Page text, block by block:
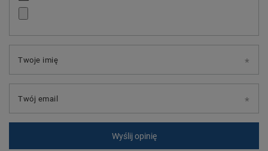
Twoje imię
Twój email
Wyślij opinię